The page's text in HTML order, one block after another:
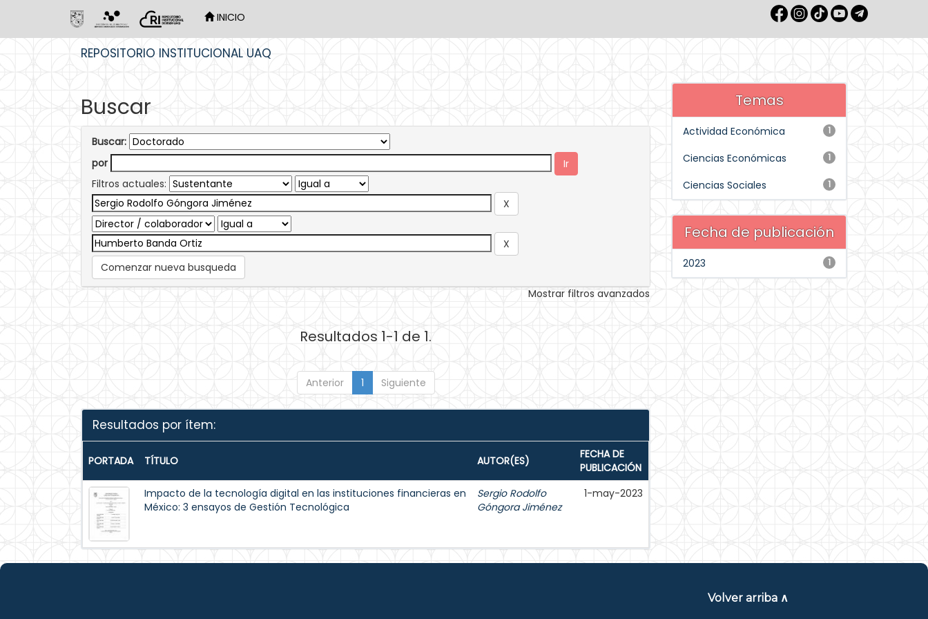
INICIO
REPOSITORIO INSTITUCIONAL UAQ
Buscar
Buscar:
por
Filtros actuales:
Comenzar nueva busqueda
Mostrar filtros avanzados
Resultados 1-1 de 1.
Anterior 1 Siguiente
Resultados por ítem:
PORTADA TÍTULO AUTOR(ES)
FECHA DE
PUBLICACIÓN
Impacto de la tecnología digital en las instituciones financieras en
México: 3 ensayos de Gestión Tecnológica
Sergio Rodolfo
Góngora Jiménez
1-may-2023
Temas
1
Actividad Económica
1
Ciencias Económicas
1
Ciencias Sociales
Fecha de publicación
1
2023
Volver arriba ∧